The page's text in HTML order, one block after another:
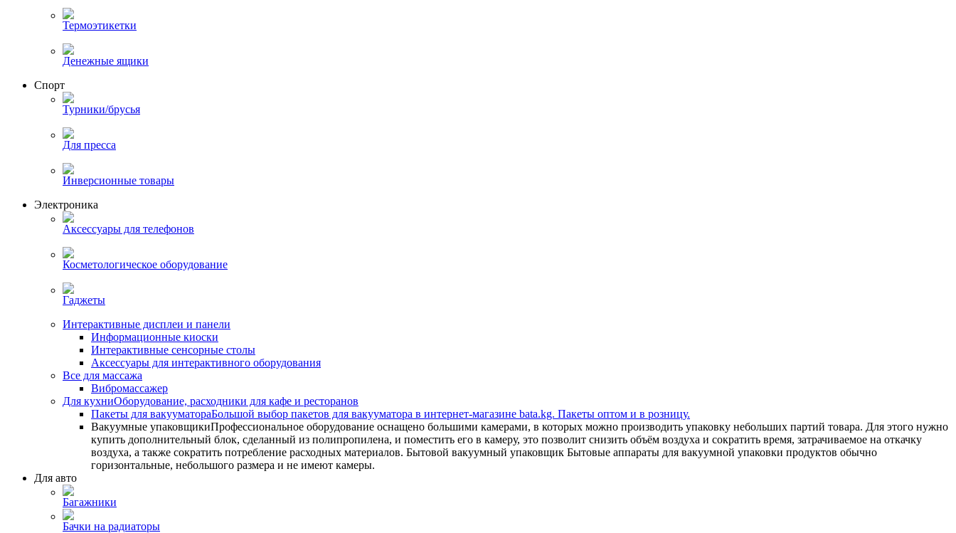
Термоэтикетки
Денежные ящики
Спорт
Турники/брусья
Для пресса
Инверсионные товары
Электроника
Аксессуары для телефонов
Косметологическое оборудование
Гаджеты
Интерактивные дисплеи и панели
Информационные киоски
Интерактивные сенсорные столы
Аксессуары для интерактивного оборудования
Все для массажа
Вибромассажер
Для кухниОборудование, расходники для кафе и ресторанов
Пакеты для вакууматораБольшой выбор пакетов для вакууматора в интернет-магазине bata.kg. Пакеты оптом и в розницу.
Вакуумные упаковщикиПрофессиональное оборудование оснащено большими камерами, в которых можно производить упаковку небольших партий товара. Для этого нужно
купить дополнительный блок, сделанный из полипропилена, и поместить его в камеру, это позволит снизить объём воздуха и сократить время, затрачиваемое на откачку
воздуха, а также сократить потребление расходных материалов. Бытовой вакуумный упаковщик Бытовые аппараты для вакуумной упаковки продуктов обычно
горизонтальные, небольшого размера и не имеют камеры.
Для авто
Багажники
Бачки на радиаторы